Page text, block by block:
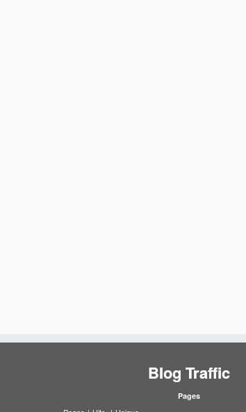
Blog Traffic
Pages